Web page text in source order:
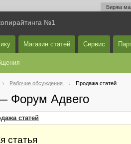
Биржа
№1
Магазин статей Сервис
Рабочие обсуждения Продажа статей
Форум Адвего
статей
статья